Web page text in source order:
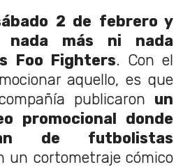
2 de febrero y
nada más ni nada
Foo Fighters. Con el
aquello, es que
publicaron un
promocional donde
de futbolistas
un cortometraje cómico